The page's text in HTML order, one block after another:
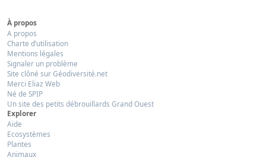
À propos
A propos
Charte d’utilisation
Mentions légales
Signaler un problème
Site clôné sur Géodiversité.net
Merci Eliaz Web
Né de SPIP
Un site des petits débrouillards Grand Ouest
Explorer
Aide
Ecosystèmes
Plantes
Animaux